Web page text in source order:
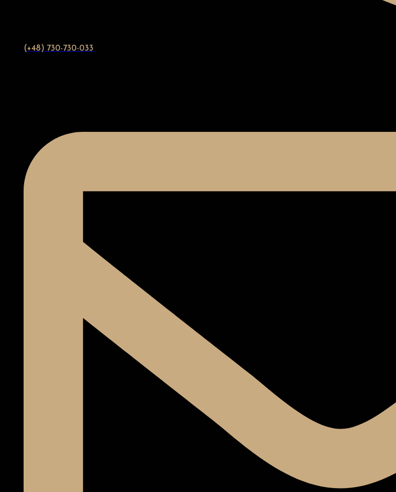
(+48) 730-730-033